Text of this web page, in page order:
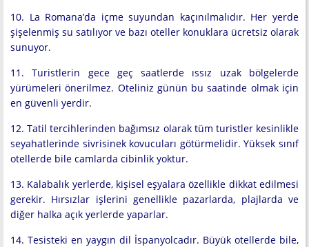
10. La Romana’da içme suyundan kaçınılmalıdır. Her yerde
şişelenmiş su satılıyor ve bazı oteller konuklara ücretsiz olarak
sunuyor.
11. Turistlerin gece geç saatlerde ıssız uzak bölgelerde
yürümeleri önerilmez. Oteliniz günün bu saatinde olmak için
en güvenli yerdir.
12. Tatil tercihlerinden bağımsız olarak tüm turistler kesinlikle
seyahatlerinde sivrisinek kovucuları götürmelidir. Yüksek sınıf
otellerde bile camlarda cibinlik yoktur.
13. Kalabalık yerlerde, kişisel eşyalara özellikle dikkat edilmesi
gerekir. Hırsızlar işlerini genellikle pazarlarda, plajlarda ve
diğer halka açık yerlerde yaparlar.
14. Tesisteki en yaygın dil İspanyolcadır. Büyük otellerde bile,